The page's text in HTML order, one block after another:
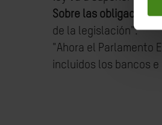
Sobre las
de la legislación".
"Ahora el Parlamento
incluidos los bancos